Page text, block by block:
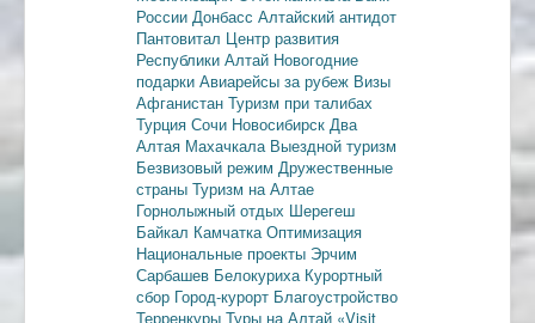
России Донбасс Алтайский антидот
Пантовитал Центр развития
Республики Алтай Новогодние
подарки Авиарейсы за рубеж Визы
Афганистан Туризм при талибах
Турция Сочи Новосибирск Два
Алтая Махачкала Выездной туризм
Безвизовый режим Дружественные
страны Туризм на Алтае
Горнолыжный отдых Шерегеш
Байкал КамчаткаОптимизация
Национальные проекты Эрчим
Сарбашев Белокуриха Курортный
сбор Город-курорт Благоустройство
Терренкуры Туры на Алтай «Visit